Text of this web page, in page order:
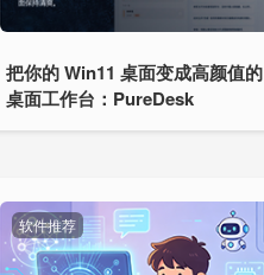
把你的 Win11 桌面变成高颜值的
桌面工作台：PureDesk
软件推荐